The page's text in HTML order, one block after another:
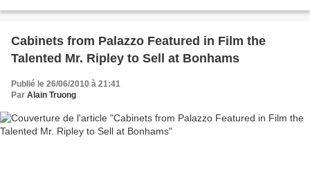
Cabinets from Palazzo Featured in Film the
Talented Mr. Ripley to Sell at Bonhams
Publié le 26/06/2010 à 21:41
Par Alain Truong